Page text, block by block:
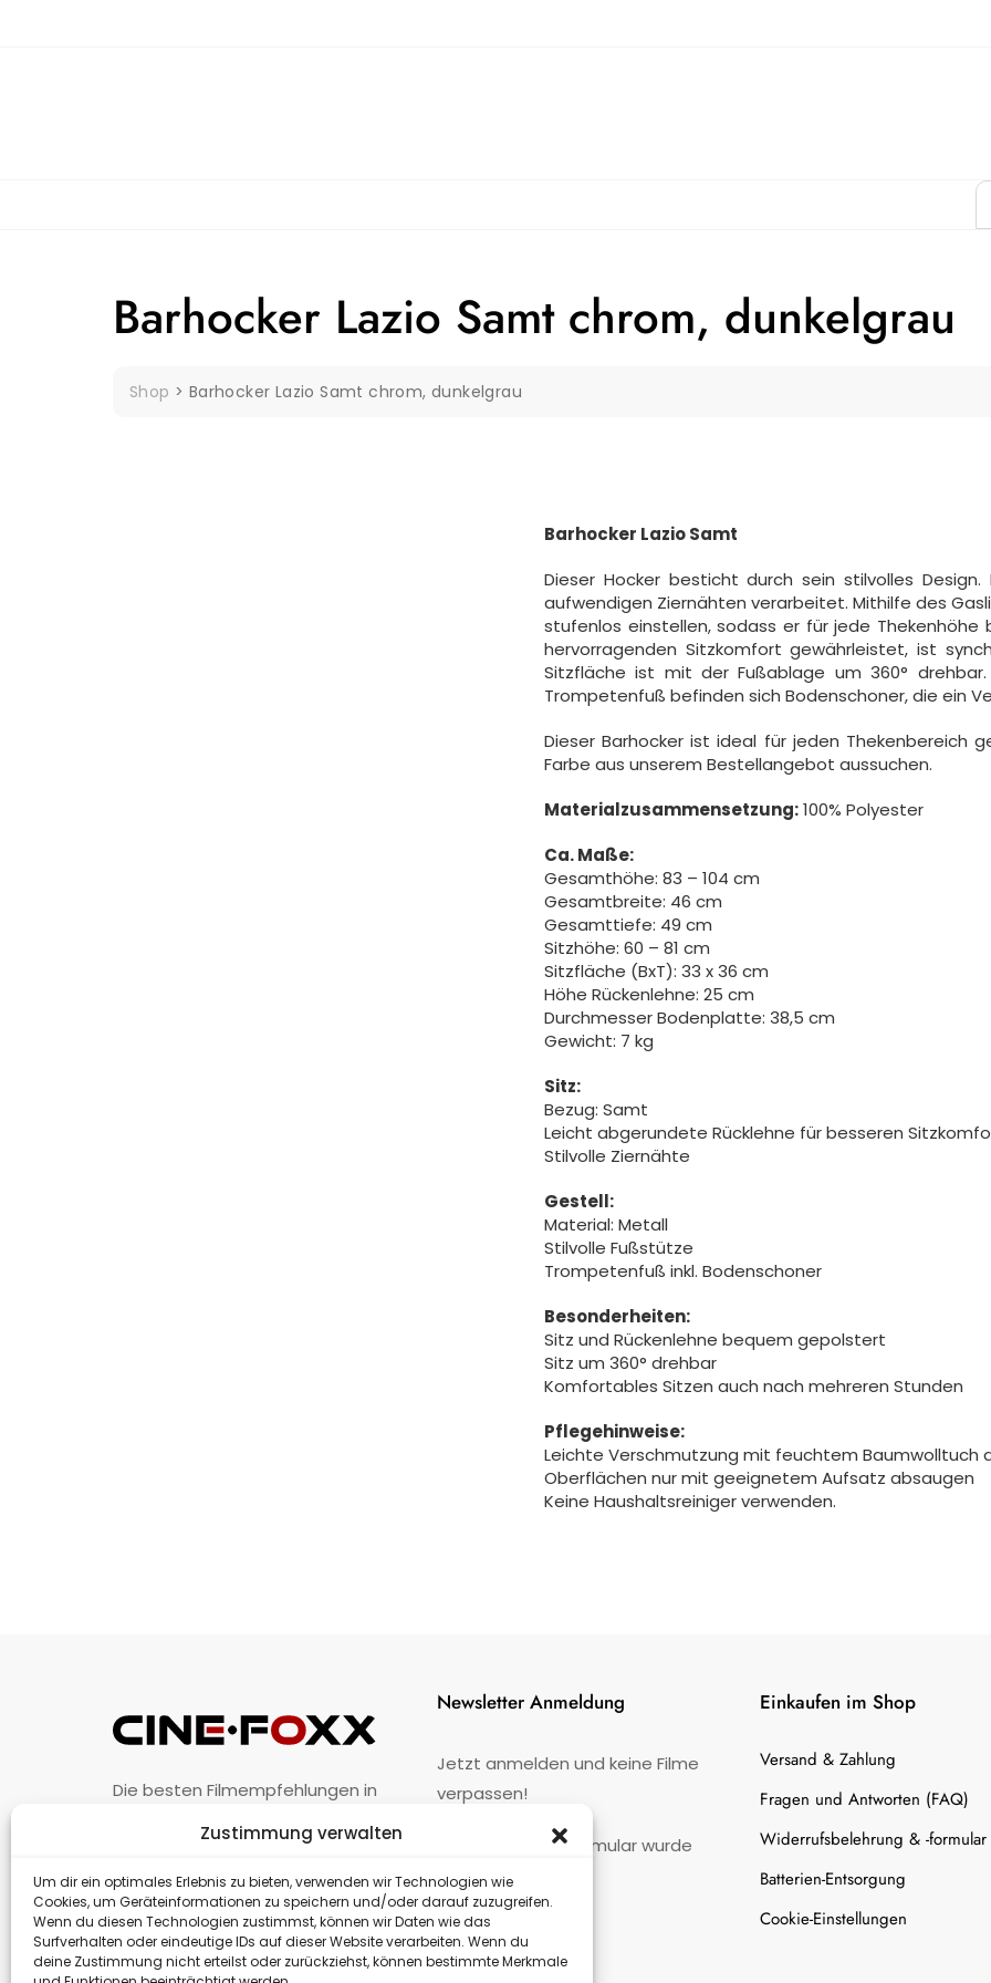
Zustimmung verwalten
Um dir ein optimales Erlebnis zu bieten, verwenden wir Technologien wie
Cookies, um Geräteinformationen zu speichern und/oder darauf zuzugreifen.
Wenn du diesen Technologien zustimmst, können wir Daten wie das
Surfverhalten oder eindeutige IDs auf dieser Website verarbeiten. Wenn du
deine Zustimmung nicht erteilst oder zurückziehst, können bestimmte Merkmale
Barhocker Lazio Samt chrom, dunkelgrau
Shop > Barhocker Lazio Samt chrom, dunkelgrau
Barhocker Lazio Samt
Dieser Hocker besticht durch sein stilvolles
aufwendigen Ziernähten verarbeitet. Mithilfe des
stufenlos einstellen, sodass er für jede
hervorragenden Sitzkomfort gewährleistet, ist
Sitzfläche ist mit der Fußablage um 360°
Trompetenfuß befinden sich Bodenschoner, die ein
Dieser Barhocker ist ideal für jeden Thekenbereich
Farbe aus unserem Bestellangebot aussuchen.
Materialzusammensetzung:100% Polyester
Ca. Maße:
Gesamthöhe: 83 – 104 cm
Gesamtbreite: 46 cm
Gesamttiefe: 49 cm
Sitzhöhe: 60 – 81 cm
Sitzfläche (BxT): 33 x 36 cm
Höhe Rückenlehne: 25 cm
Durchmesser Bodenplatte: 38,5 cm
Gewicht: 7 kg
Sitz:
Bezug: Samt
Leicht abgerundete Rücklehne für besseren
Stilvolle Ziernähte
Gestell:
Material: Metall
Stilvolle Fußstütze
Trompetenfuß inkl. Bodenschoner
Besonderheiten:
Sitz und Rückenlehne bequem gepolstert
Sitz um 360° drehbar
Komfortables Sitzen auch nach mehreren Stunden
Pflegehinweise:
Leichte Verschmutzung mit feuchtem Baumwolltuch
Oberflächen nur mit geeignetem Aufsatz absaugen
Keine Haushaltsreiniger verwenden.
Die besten Filmempfehlungen in
Unternehmen · Impressum · Kontakt
Newsletter Anmeldung
Jetzt anmelden und keine Filme
verpassen!
Kontaktformular wurde
nicht gefunden.
Einkaufen im Shop
Versand & Zahlung
Fragen und Antworten (FAQ)
Widerrufsbelehrung & -formular
Batterien-Entsorgung
Cookie-Einstellungen